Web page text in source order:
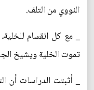
النووي من التلف.
_ مع كل انقسام
تموت الخلية ويشيخ
_ أثبتت الدراسات أن